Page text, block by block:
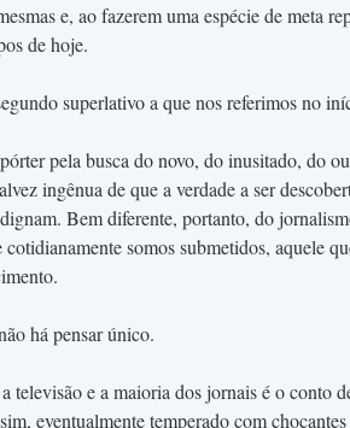
e, ao fazerem uma espécie de meta
de hoje.
superlativo a que nos referimos no
pela busca do novo, do inusitado, do
ingênua de que a verdade a ser
Bem diferente, portanto, do
somos submetidos, aquele
há pensar único.
televisão e a maioria dos jornais é o conto
eventualmente temperado com